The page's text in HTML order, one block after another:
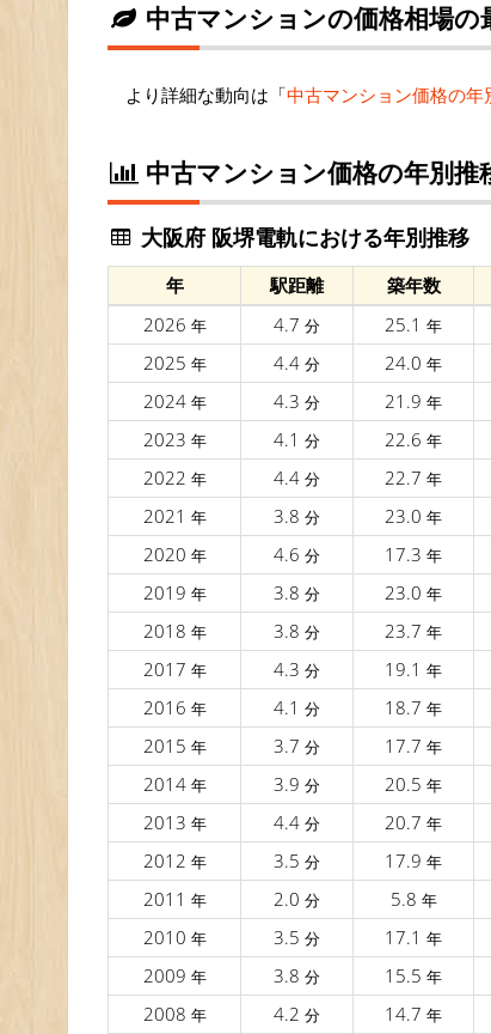
中古マンションの価格相場の
より詳細な動向は「中古マンション価格の年
中古マンション価格の年別推
大阪府 阪堺電軌における年別推移
年 駅距離 築年数
2026 年 4.7 分 25.1 年
2025 年 4.4 分 24.0 年
2024 年 4.3 分 21.9 年
2023 年 4.1 分 22.6 年
2022 年 4.4 分 22.7 年
2021 年 3.8 分 23.0 年
2020 年 4.6 分 17.3 年
2019 年 3.8 分 23.0 年
2018 年 3.8 分 23.7 年
2017 年 4.3 分 19.1 年
2016 年 4.1 分 18.7 年
2015 年 3.7 分 17.7 年
2014 年 3.9 分 20.5 年
2013 年 4.4 分 20.7 年
2012 年 3.5 分 17.9 年
2011 年 2.0 分 5.8 年
2010 年 3.5 分 17.1 年
2009 年 3.8 分 15.5 年
2008 年 4.2 分 14.7 年